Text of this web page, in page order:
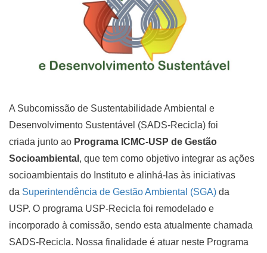
A Subcomissão de Sustentabilidade Ambiental e
Desenvolvimento Sustentável (SADS-Recicla) foi
criada junto ao Programa ICMC-USP de Gestão
Socioambiental , que tem como objetivo integrar as ações
socioambientais do Instituto e alinhá-las às iniciativas
da Superintendência de Gestão Ambiental (SGA) da
USP. O programa USP-Recicla foi remodelado e
incorporado à comissão, sendo esta atualmente chamada
SADS-Recicla. Nossa finalidade é atuar neste Programa